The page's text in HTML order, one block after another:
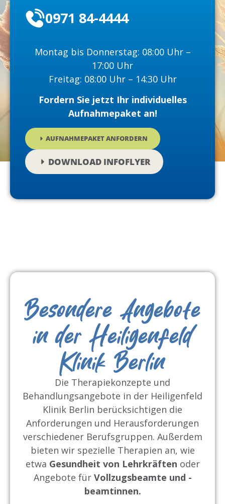
0971 84-4444
Montag bis Donnerstag: 08:00 Uhr –
17:00 Uhr
Freitag: 08:00 Uhr – 14:30 Uhr
Fordern Sie jetzt Ihr individuelles
Aufnahmepaket an!
AUFNAHMEPAKET ANFORDERN
DOWNLOAD INFOFLYER
Besondere Angebote
in der Heiligenfeld
Klinik Berlin
Die Therapiekonzepte und
Behandlungsangebote in der Heiligenfeld
Klinik Berlin berücksichtigen die
Anforderungen und Herausforderungen
verschiedener Berufsgruppen. Außerdem
bieten wir spezielle Therapien an, wie
etwa Gesundheit von Lehrkräften oder
Angebote für Vollzugsbeamte und -
beamtinnen.